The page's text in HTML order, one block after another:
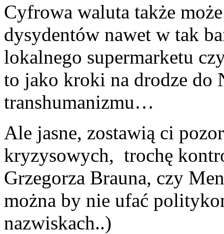
Cyfrowa waluta także
dysydentów nawet w tak
lokalnego supermarketu
to jako kroki na drodze do
transhumanizmu…
Ale jasne, zostawią ci
kryzysowych, trochę
Grzegorza Brauna, czy
można by nie ufać
nazwiskach..)